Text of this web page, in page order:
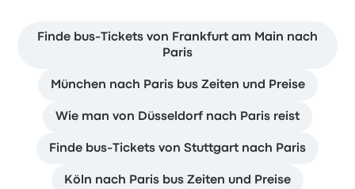
Finde bus-Tickets von Frankfurt am Main nach
Paris
München nach Paris bus Zeiten und Preise
Wie man von Düsseldorf nach Paris reist
Finde bus-Tickets von Stuttgart nach Paris
Köln nach Paris bus Zeiten und Preise